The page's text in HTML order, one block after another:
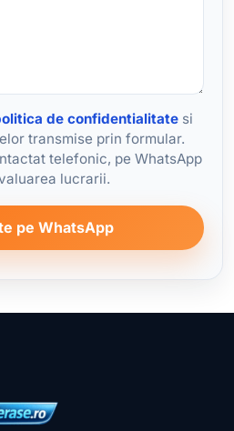
de confidentialitatesi
transmise prin formular.
telefonic, pe WhatsApp
lucrarii.
pe WhatsApp